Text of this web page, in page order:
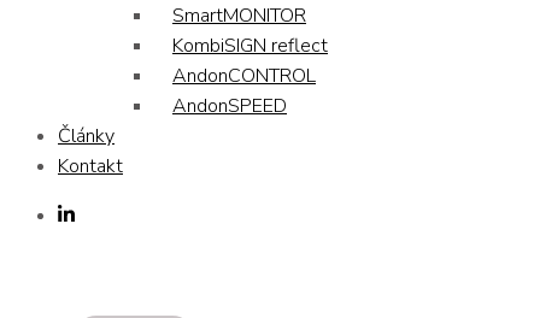
SmartMONITOR
KombiSIGN reflect
AndonCONTROL
AndonSPEED
Články
Kontakt